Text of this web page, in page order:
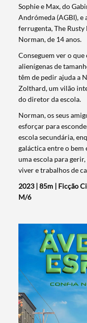
Sophie e Max, do
Andrómeda (AGBI), e
ferrugenta, The
Norman, de 14 anos.
Conseguem ver o que
alienígenas de
têm de pedir ajuda a
Zolthard, um vilão
do diretor da escola.
Norman, os seus
esforçar para
escola secundária,
galáctica entre o bem
uma escola para
viver e trabalhos de
2023 | 85m | Ficção
M/6